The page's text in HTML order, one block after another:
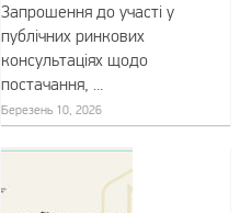
Запрошення до участі у
публічних ринкових
консультаціях щодо
постачання, ...
Березень 10, 2026